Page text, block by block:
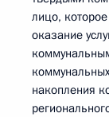
лицо,
оказание
накопления